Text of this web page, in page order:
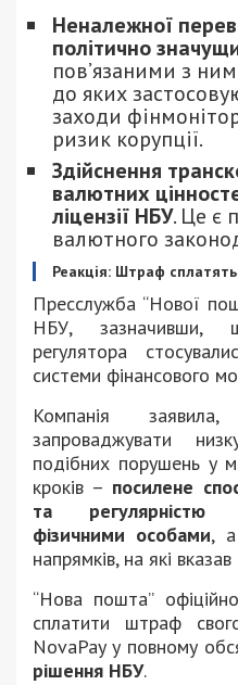
Неналежної
політично
пов’язаними з
до яких
заходи
ризик корупції.
Здійснення
валютних
ліцензії НБУ. Це є
валютного
Реакція: Штраф
Пресслужба “Нової
НБУ, зазначивши,
регулятора
системи фінансового
Компанія
запроваджувати
подібних порушень у
кроків – посилене
та регулярністю
фізичними особами, а
напрямків, на які
“Нова пошта”
сплатити штраф
NovaPay у повному
рішення НБУ.